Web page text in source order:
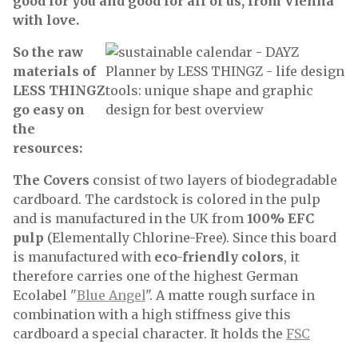
with love.
So the raw
materials of
LESS THINGZ
go easy on
the
resources:
The Covers consist of two layers of biodegradable
cardboard. The cardstock is colored in the pulp
and is manufactured in the UK from 100% EFC
pulp (Elementally Chlorine-Free). Since this board
is manufactured with eco-friendly colors, it
therefore carries one of the highest German
Ecolabel "Blue Angel". A matte rough surface in
combination with a high stiffness give this
cardboard a special character. It holds the FSC